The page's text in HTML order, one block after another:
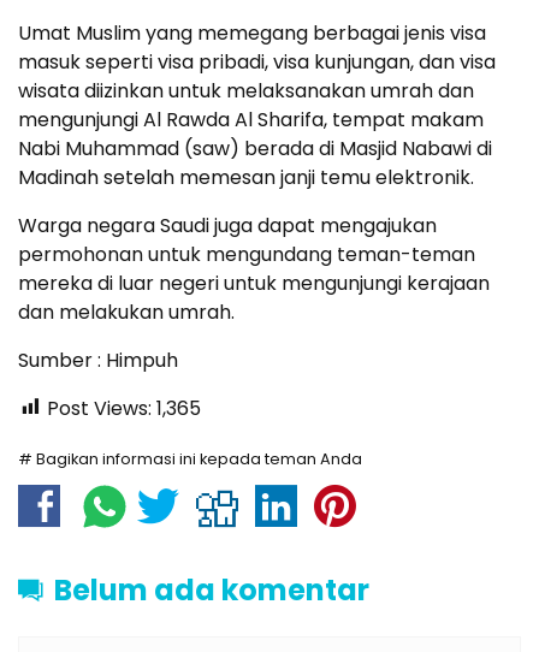
Umat Muslim yang memegang berbagai jenis visa
masuk seperti visa pribadi, visa kunjungan, dan visa
wisata diizinkan untuk melaksanakan umrah dan
mengunjungi Al Rawda Al Sharifa, tempat makam
Nabi Muhammad (saw) berada di Masjid Nabawi di
Madinah setelah memesan janji temu elektronik.
Warga negara Saudi juga dapat mengajukan
permohonan untuk mengundang teman-teman
mereka di luar negeri untuk mengunjungi kerajaan
dan melakukan umrah.
Sumber : Himpuh
Post Views: 1,365
# Bagikan informasi ini kepada teman Anda
Belum ada komentar